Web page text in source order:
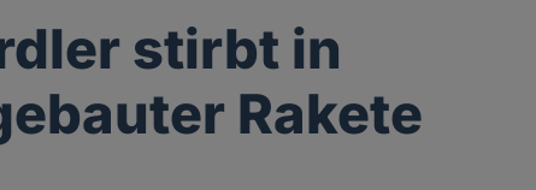
stirbt in
Rakete